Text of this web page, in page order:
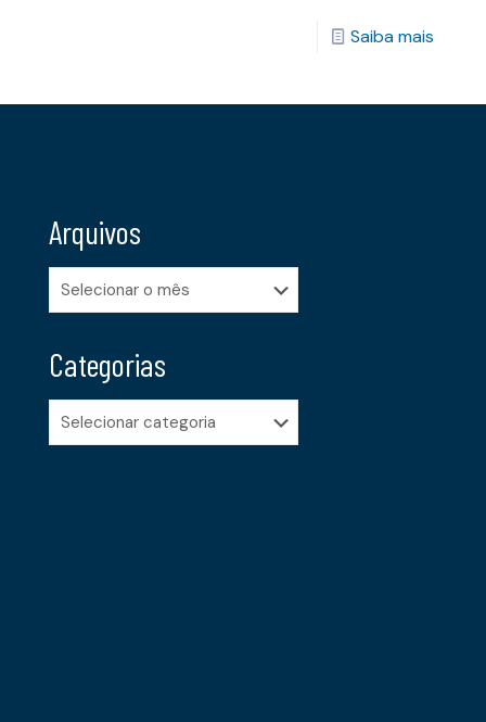
Saiba mais
Arquivos
Arquivos
Categorias
Categorias